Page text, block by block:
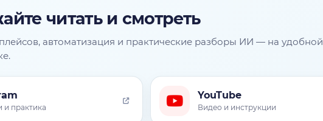
читать и смотреть
автоматизация и практические разборы ИИ — на удобной
и практика
YouTube
Видео и инструкции